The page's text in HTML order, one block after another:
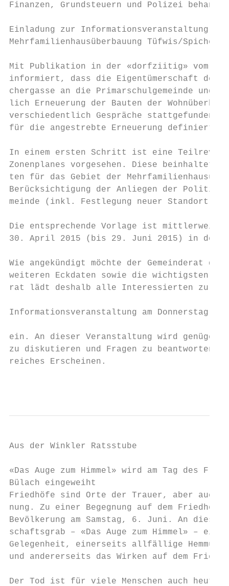
Finanzen, Grundsteuern und Polizei
Einladung zur Informationsveranstaltung
Mehrfamilienhausüberbauung Tüfwis/
Mit Publikation in der «dorfziitig» vom
informiert, dass die Eigentümerschaft der
chergasse an die Primarschulgemeinde und
lich Erneuerung der Bauten der
verschiedentlich Gespräche stattgefunden,
für die angestrebte Erneuerung definiert
In einem ersten Schritt ist eine
Zonenplanes vorgesehen. Diese beinhaltet
ten für das Gebiet der
Berücksichtigung der Anliegen der
meinde (inkl. Festlegung neuer Standort
Die entsprechende Vorlage ist
30. April 2015 (bis 29. Juni 2015) in der
Wie angekündigt möchte der Gemeinderat
weiteren Eckdaten sowie die wichtigsten
rat lädt deshalb alle Interessierten zu
Informationsveranstaltung am
ein. An dieser Veranstaltung wird
zu diskutieren und Fragen zu
reiches Erscheinen.
Aus der Winkler Ratsstube
«Das Auge zum Himmel» wird am Tag des
Bülach eingeweiht
Friedhöfe sind Orte der Trauer, aber auch
nung. Zu einer Begegnung auf dem Friedhof
Bevölkerung am Samstag, 6. Juni. An diesem
schaftsgrab – «Das Auge zum Himmel» –
Gelegenheit, einerseits allfällige
und andererseits das Wirken auf dem
Der Tod ist für viele Menschen auch heute